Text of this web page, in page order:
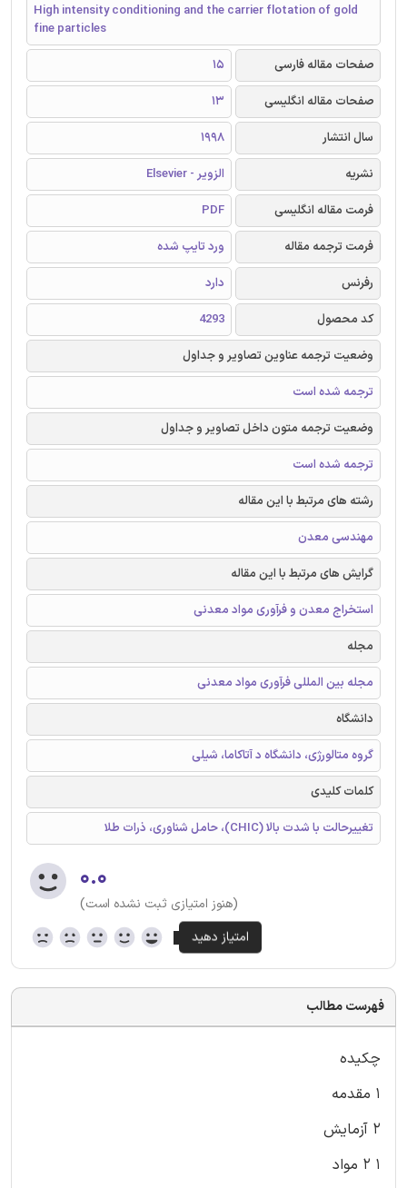
High intensity conditioning and the carrier flotation of gold
fine particles
صفحات مقاله فارسی
15
صفحات مقاله انگلیسی
13
سال انتشار
1998
نشریه
الزویر - Elsevier
فرمت مقاله انگلیسی
PDF
فرمت ترجمه مقاله
ورد تایپ شده
رفرنس
دارد
کد محصول
4293
وضعیت ترجمه عناوین تصاویر و جداول
ترجمه شده است
وضعیت ترجمه متون داخل تصاویر و جداول
ترجمه شده است
رشته های مرتبط با این مقاله
مهندسی معدن
گرایش های مرتبط با این مقاله
استخراج معدن و فرآوری مواد معدنی
مجله
مجله بین المللی فرآوری مواد معدنی
دانشگاه
گروه متالورژی، دانشگاه د آتاکاما، شیلی
کلمات کلیدی
تغییرحالت با شدت بالا (CHIC)، حامل شناوری، ذرات طلا
۰.۰
(هنوز امتیازی ثبت نشده است)
فهرست مطالب
چکیده
۱ مقدمه
۲ آزمایش
۱ ۲ مواد